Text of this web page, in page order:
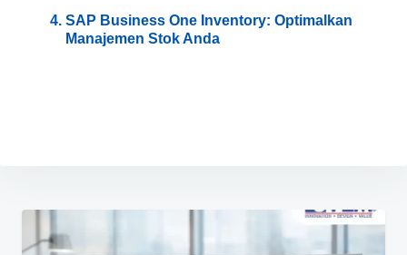
SAP Business One Inventory: Optimalkan
Manajemen Stok Anda
Navigasi
pos